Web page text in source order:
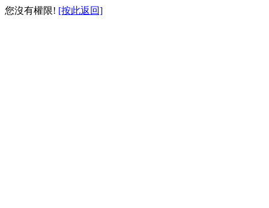
您沒有權限! [按此返回]